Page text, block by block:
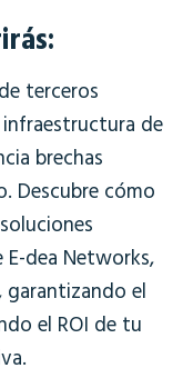
terceros
de
brechas
Descubre cómo
E-dea Networks,
el
el ROI de tu